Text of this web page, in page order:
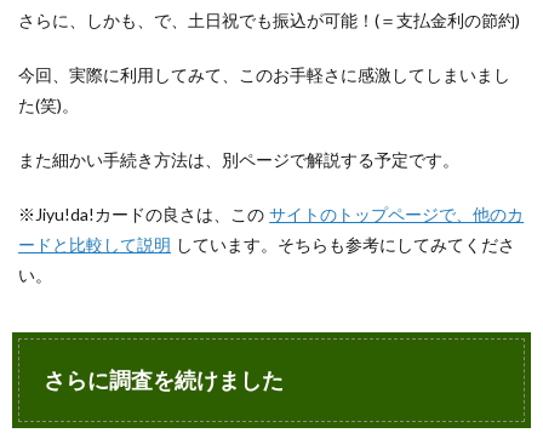
さらに、しかも、で、土日祝でも振込が可能！(＝支払金利の節約)
今回、実際に利用してみて、このお手軽さに感激してしまいまし
た(笑)。
また細かい手続き方法は、別ページで解説する予定です。
※Jiyu!da!カードの良さは、この サイトのトップページで、他のカ
ードと比較して説明 しています。そちらも参考にしてみてくださ
い。
さらに調査を続けました